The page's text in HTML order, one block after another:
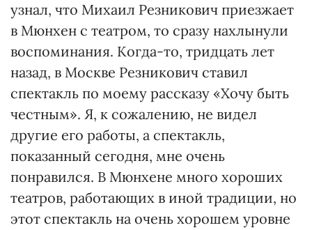
узнал, что Михаил Резникович приезжает
в Мюнхен с театром, то сразу нахлынули
воспоминания. Когда-то, тридцать лет
назад, в Москве Резникович ставил
спектакль по моему рассказу «Хочу быть
честным». Я, к сожалению, не видел
другие его работы, а спектакль,
показанный сегодня, мне очень
понравился. В Мюнхене много хороших
театров, работающих в иной традиции, но
этот спектакль на очень хорошем уровне